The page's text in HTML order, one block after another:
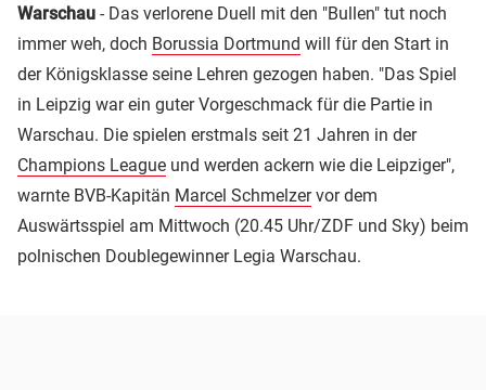
Warschau - Das verlorene Duell mit den "Bullen" tut noch
immer weh, doch Borussia Dortmund will für den Start in
der Königsklasse seine Lehren gezogen haben. "Das Spiel
in Leipzig war ein guter Vorgeschmack für die Partie in
Warschau. Die spielen erstmals seit 21 Jahren in der
Champions League und werden ackern wie die Leipziger",
warnte BVB-Kapitän Marcel Schmelzervor dem
Auswärtsspiel am Mittwoch (20.45 Uhr/ZDF und Sky) beim
polnischen Doublegewinner Legia Warschau.